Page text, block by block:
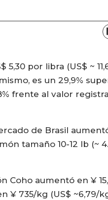
por libra (US$ ~
es un 29,9%
frente al valor
de Brasil
tamaño 10-12 lb (~
Coho aumentó en ¥
¥ 735/kg (US$ ~6,79/